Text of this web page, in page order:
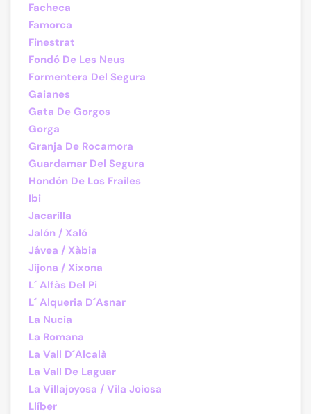
Facheca
Famorca
Finestrat
Fondó De Les Neus
Formentera Del Segura
Gaianes
Gata De Gorgos
Gorga
Granja De Rocamora
Guardamar Del Segura
Hondón De Los Frailes
Ibi
Jacarilla
Jalón / Xaló
Jávea / Xàbia
Jijona / Xixona
L´ Alfàs Del Pi
L´ Alqueria D´Asnar
La Nucia
La Romana
La Vall D´Alcalà
La Vall De Laguar
La Villajoyosa / Vila Joiosa
Llíber